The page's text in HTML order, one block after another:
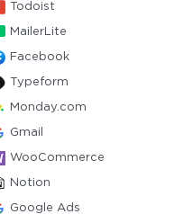
Todoist
MailerLite
Facebook
Typeform
Monday.com
Gmail
WooCommerce
Notion
Google Ads